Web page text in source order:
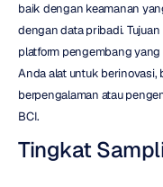
baik dengan keamanan
dengan data pribadi.
platform pengembang
Anda alat untuk berinovasi,
berpengalaman atau
BCI.
Tingkat